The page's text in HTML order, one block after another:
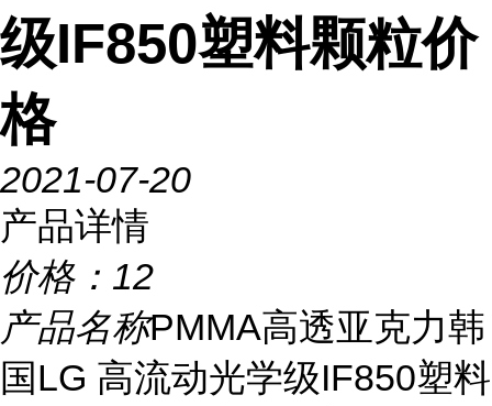
级IF850塑料颗粒价
格
2021-07-20
产品详情
价格： 12
产品名称PMMA高透亚克力韩
国LG 高流动光学级IF850塑料